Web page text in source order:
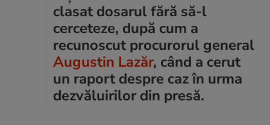
clasat dosarul fără să-l
cerceteze, după cum a
recunoscut procurorul general
Augustin Lazăr, când a cerut
un raport despre caz în urma
dezvăluirilor din presă.